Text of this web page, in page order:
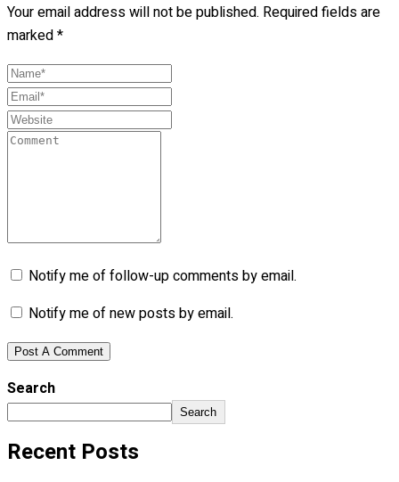
Your email address will not be published. Required fields are
marked*
Notify me of follow-up comments by email.
Notify me of new posts by email.
Search
Search
Recent Posts